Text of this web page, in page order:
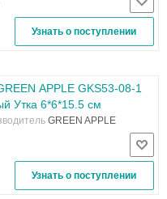
Узнать о поступлении
APPLE GKS53-08-1
Утка 6*6*15.5 см
GREEN APPLE
Узнать о поступлении